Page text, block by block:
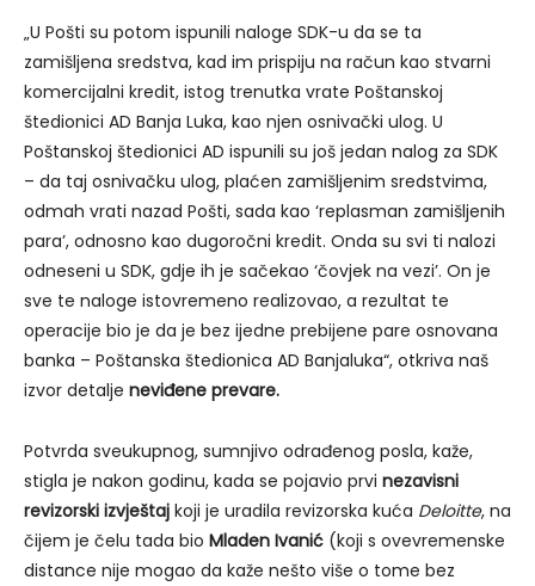
„U Pošti su potom ispunili naloge SDK-u da se ta
zamišljena sredstva, kad im prispiju na račun kao stvarni
komercijalni kredit, istog trenutka vrate Poštanskoj
štedionici AD Banja Luka, kao njen osnivački ulog. U
Poštanskoj štedionici AD ispunili su još jedan nalog za SDK
– da taj osnivačku ulog, plaćen zamišljenim sredstvima,
odmah vrati nazad Pošti, sada kao ‘replasman zamišljenih
para’, odnosno kao dugoročni kredit. Onda su svi ti nalozi
odneseni u SDK, gdje ih je sačekao ‘čovjek na vezi’. On je
sve te naloge istovremeno realizovao, a rezultat te
operacije bio je da je bez ijedne prebijene pare osnovana
banka – Poštanska štedionica AD Banjaluka“, otkriva naš
izvor detalje neviđene prevare.
Potvrda sveukupnog, sumnjivo odrađenog posla, kaže,
stigla je nakon godinu, kada se pojavio prvi nezavisni
revizorski izvještaj koji je uradila revizorska kuća Deloitte, na
čijem je čelu tada bio Mladen Ivanić (koji s ovevremenske
distance nije mogao da kaže nešto više o tome bez